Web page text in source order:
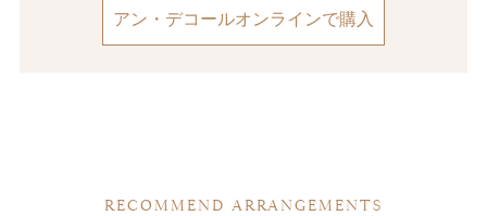
アン・デコールオンラインで購入
RECOMMEND ARRANGEMENTS